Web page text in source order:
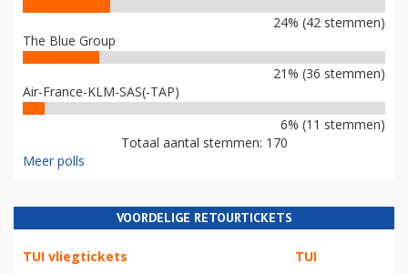
24% (42 stemmen)
The Blue Group
21% (36 stemmen)
Air-France-KLM-SAS(-TAP)
6% (11 stemmen)
Totaal aantal stemmen: 170
Meer polls
VOORDELIGE RETOURTICKETS
TUI vliegtickets TUI